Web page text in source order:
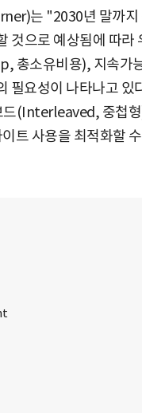
는 "2030년 말까지
것으로 예상됨에 따라
총소유비용), 지속가
필요성이 나타나고 있
드(Interleaved, 중첩
트 사용을 최적화할